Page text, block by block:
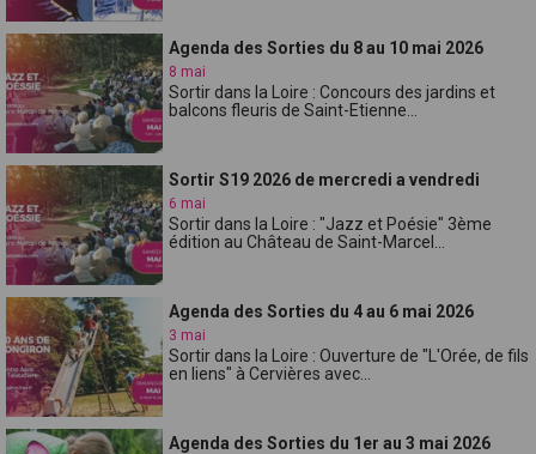
Agenda des Sorties du 8 au 10 mai 2026
8 mai
Sortir dans la Loire : Concours des jardins et
balcons fleuris de Saint-Etienne...
Sortir S19 2026 de mercredi a vendredi
6 mai
Sortir dans la Loire : "Jazz et Poésie" 3ème
édition au Château de Saint-Marcel...
Agenda des Sorties du 4 au 6 mai 2026
3 mai
Sortir dans la Loire : Ouverture de "L'Orée, de fils
en liens" à Cervières avec...
Agenda des Sorties du 1er au 3 mai 2026